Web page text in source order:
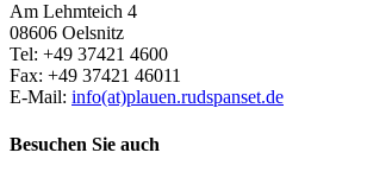
Am Lehmteich 4
08606 Oelsnitz
Tel: +49 37421 4600
Fax: +49 37421 46011
E-Mail: info(at)plauen.rudspanset.de
Besuchen Sie auch